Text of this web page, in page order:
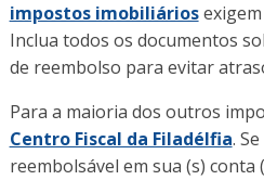
impostos imobiliáriosexigem
Inclua todos os documentos
de reembolso para evitar
Para a maioria dos outros
Centro Fiscal da Filadélfia.
reembolsável em sua (s) conta